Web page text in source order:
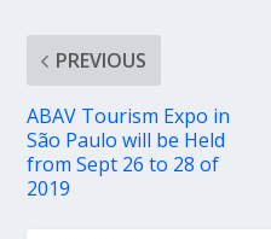
PREVIOUS
ABAV Tourism Expo in
São Paulo will be Held
from Sept 26 to 28 of
2019